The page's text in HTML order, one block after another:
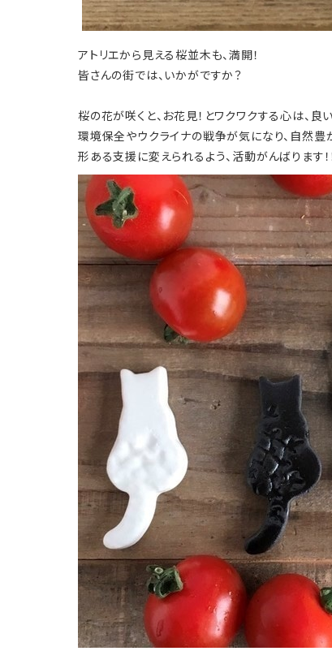
アトリエから見える桜並木も、満開！
皆さんの街では、いかがですか？
桜の花が咲くと、お花見！とワクワクする心は、良
環境保全やウクライナの戦争が気になり、自然豊
形ある支援に変えられるよう、活動がんばります！